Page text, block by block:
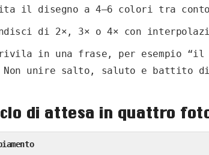
il disegno a 4–6 colori tra
di 2×, 3× o 4× con
in una frase, per esempio “il
Non unire salto, saluto e battito
di attesa in quattro